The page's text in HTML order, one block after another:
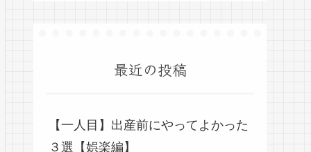
最近の投稿
【一人目】出産前にやってよかった
３選【娯楽編】